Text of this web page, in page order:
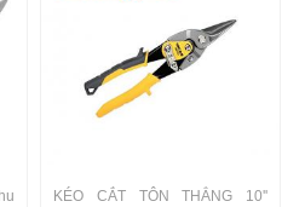
KÉO CẮT TÔN THẲNG 10''